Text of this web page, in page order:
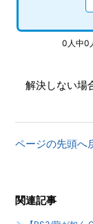
グで変更できる
【PS3/龍が如
と「16：9」(
【PS3/龍が如
0人中0
解決しない場
ページの先頭へ
関連記事